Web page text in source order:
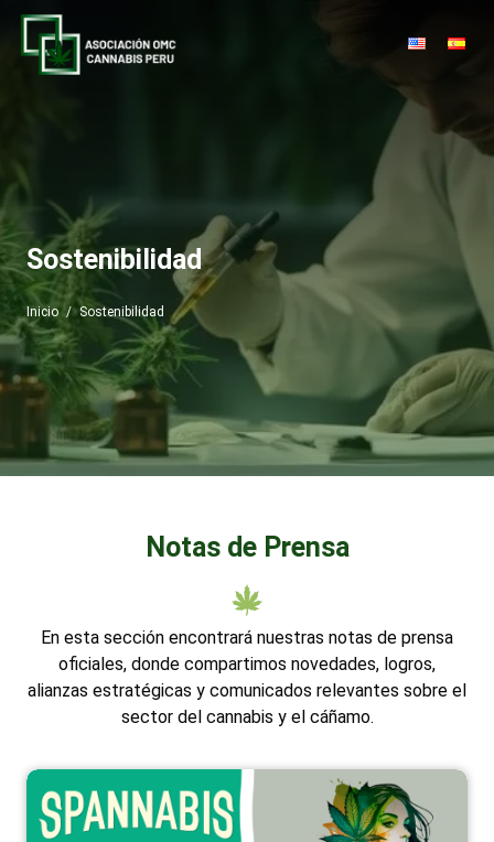
Sostenibilidad
Inicio / Sostenibilidad
Notas de Prensa
En esta sección encontrará nuestras notas de prensa
oficiales, donde compartimos novedades, logros,
alianzas estratégicas y comunicados relevantes sobre el
sector del cannabis y el cáñamo.